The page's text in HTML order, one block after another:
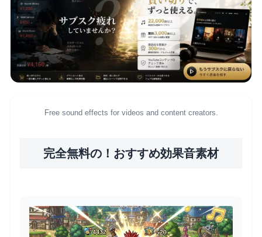
Free sound effects for videos and content creators.
完全無料の！おすすめ効果音素材